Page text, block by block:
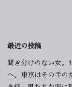
最近の投稿
聞き分けのない女。
へ。東京はその手の